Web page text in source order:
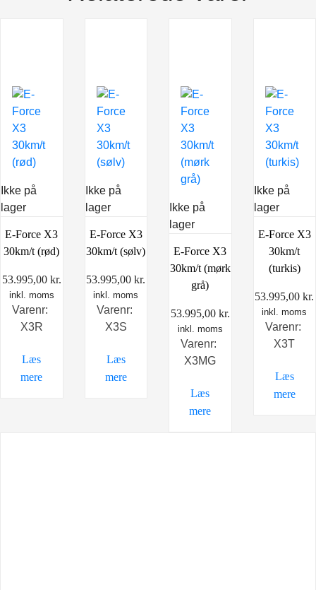
Ikke på
lager
E-Force X3
30km/t (rød)
53.995,00 kr.
inkl. moms
Varenr:
X3R
Læs
mere
Ikke på
lager
E-Force X3
30km/t (sølv)
53.995,00kr.
inkl. moms
Varenr:
X3S
Læs
mere
Ikke på
lager
E-Force X3
30km/t (mørk
grå)
53.995,00 kr.
inkl. moms
Varenr:
X3MG
Læs
mere
Ikke på
lager
E-Force X3
30km/t
(turkis)
53.995,00kr.
inkl. moms
Varenr:
X3T
Læs
mere